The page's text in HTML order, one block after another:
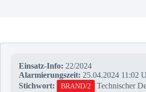
Einsatz-Info: 22/2024
Alarmierungszeit: 25.04.2024 11:02
Stichwort:
BRAND/2
Technischer